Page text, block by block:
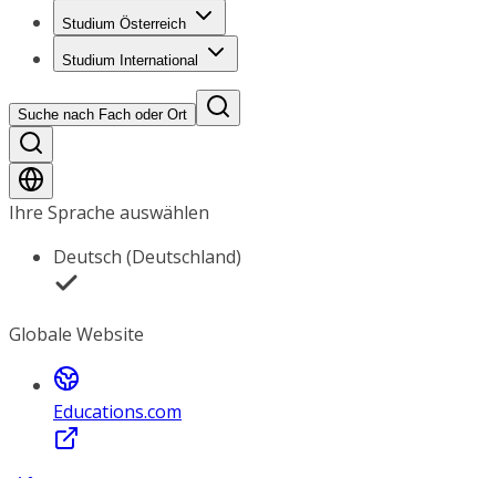
Studium Österreich
Studium International
Suche nach Fach oder Ort
Ihre Sprache auswählen
Deutsch (Deutschland)
Globale Website
Educations.com